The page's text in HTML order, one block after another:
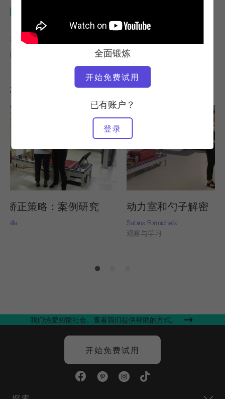
全面锻炼
开始免费试用
已有账户？
登录
查找类似课程
改革者
您可能喜欢的其他锻炼
矫正策略：案例研究 动力室和勺子解密
Sabina Formichella
观察与学习
我们热爱回馈社会。查看我们提供帮助的方式。
开始免费试用